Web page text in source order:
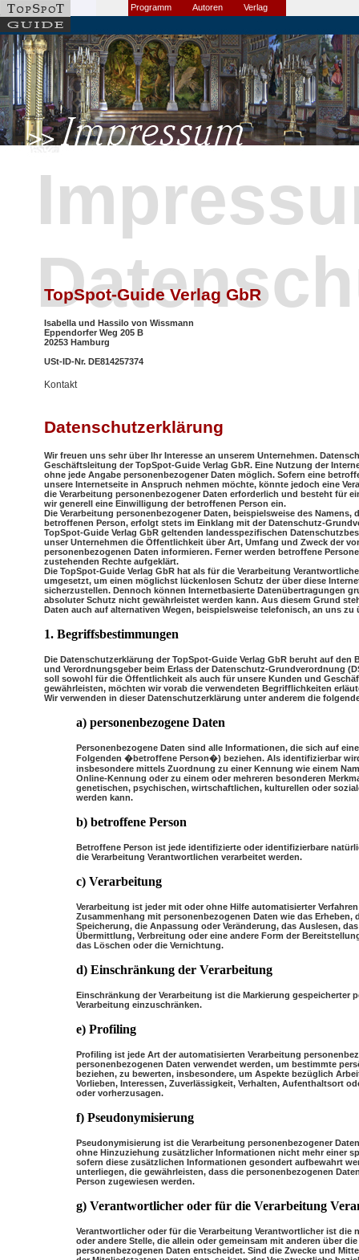
Programm Autoren Verlag
TopSpot-Guide Verlag GbR
Isabella und Hassilo von Wissmann
Eppendorfer Weg 205 B
20253 Hamburg
USt-ID-Nr. DE814257374
Kontakt
Datenschutzerklärung
Wir freuen uns sehr über Ihr Interesse an unserem Unternehmen.
Geschäftsleitung der TopSpot-Guide Verlag GbR. Eine Nutzung der
ohne jede Angabe personenbezogener Daten möglich. Sofern eine
unsere Internetseite in Anspruch nehmen möchte, könnte jedoch eine
die Verarbeitung personenbezogener Daten erforderlich und besteht für
wir generell eine Einwilligung der betroffenen Person ein.
Die Verarbeitung personenbezogener Daten, beispielsweise des
betroffenen Person, erfolgt stets im Einklang mit der Datenschutz-
TopSpot-Guide Verlag GbR geltenden landesspezifischen
unser Unternehmen die Öffentlichkeit über Art, Umfang und Zweck der
personenbezogenen Daten informieren. Ferner werden betroffene
zustehenden Rechte aufgeklärt.
Die TopSpot-Guide Verlag GbR hat als für die Verarbeitung
umgesetzt, um einen möglichst lückenlosen Schutz der über diese
sicherzustellen. Dennoch können Internetbasierte Datenübertragungen
absoluter Schutz nicht gewährleistet werden kann. Aus diesem Grund
Daten auch auf alternativen Wegen, beispielsweise telefonisch, an uns zu
1. Begriffsbestimmungen
Die Datenschutzerklärung der TopSpot-Guide Verlag GbR beruht auf
und Verordnungsgeber beim Erlass der Datenschutz-Grundverordnung
soll sowohl für die Öffentlichkeit als auch für unsere Kunden und
gewährleisten, möchten wir vorab die verwendeten Begrifflichkeiten
Wir verwenden in dieser Datenschutzerklärung unter anderem die
a) personenbezogene Daten
Personenbezogene Daten sind alle Informationen, die sich auf
Folgenden �betroffene Person�) beziehen. Als identifizierbar
insbesondere mittels Zuordnung zu einer Kennung wie einem
Online-Kennung oder zu einem oder mehreren besonderen
genetischen, psychischen, wirtschaftlichen, kulturellen oder
werden kann.
b) betroffene Person
Betroffene Person ist jede identifizierte oder identifizierbare
die Verarbeitung Verantwortlichen verarbeitet werden.
c) Verarbeitung
Verarbeitung ist jeder mit oder ohne Hilfe automatisierter
Zusammenhang mit personenbezogenen Daten wie das Erheben,
Speicherung, die Anpassung oder Veränderung, das Auslesen,
Übermittlung, Verbreitung oder eine andere Form der
das Löschen oder die Vernichtung.
d) Einschränkung der Verarbeitung
Einschränkung der Verarbeitung ist die Markierung gespeicherter
Verarbeitung einzuschränken.
e) Profiling
Profiling ist jede Art der automatisierten Verarbeitung
personenbezogenen Daten verwendet werden, um bestimmte
beziehen, zu bewerten, insbesondere, um Aspekte bezüglich
Vorlieben, Interessen, Zuverlässigkeit, Verhalten, Aufenthaltsort
oder vorherzusagen.
f) Pseudonymisierung
Pseudonymisierung ist die Verarbeitung personenbezogener
ohne Hinzuziehung zusätzlicher Informationen nicht mehr einer
sofern diese zusätzlichen Informationen gesondert aufbewahrt
unterliegen, die gewährleisten, dass die personenbezogenen
Person zugewiesen werden.
g) Verantwortlicher oder für die Verarbeitung
Verantwortlicher oder für die Verarbeitung Verantwortlicher ist
oder andere Stelle, die allein oder gemeinsam mit anderen über
personenbezogenen Daten entscheidet. Sind die Zwecke und